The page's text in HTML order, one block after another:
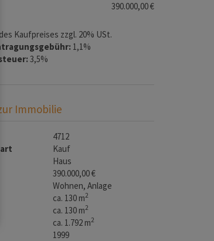
390.000,00 €
des Kaufpreises zzgl. 20% USt.
1,1%
3,5%
Immobilie
4712
Kauf
Haus
390.000,00 €
Wohnen Anlage
ca. 130 m2
ca. 130 m2
ca. 1.792 m2
1999